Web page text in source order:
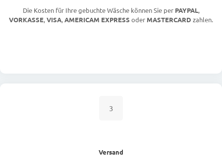
Die Kosten für Ihre gebuchte Wäsche können Sie per PAYPAL,
VORKASSE,VISA,AMERICAM EXPRESS oder MASTERCARD zahlen.
3
Versand